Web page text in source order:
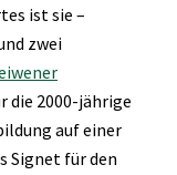
ist sie –
zwei
die 2000-jährige
auf einer
Signet für den